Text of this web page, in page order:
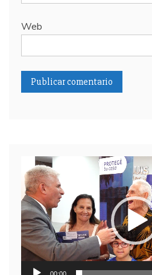
Web
Reproductor
de
video